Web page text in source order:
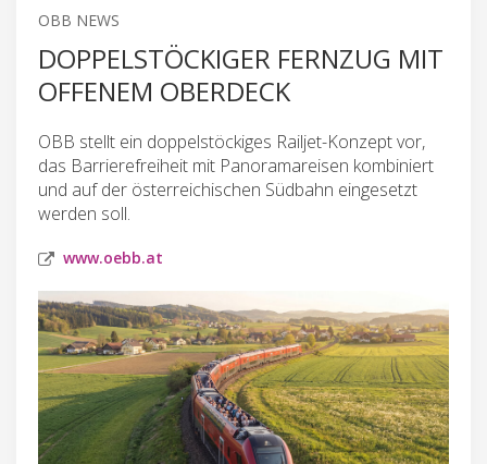
OBB NEWS
DOPPELSTÖCKIGER FERNZUG MIT
OFFENEM OBERDECK
OBB stellt ein doppelstöckiges Railjet-Konzept vor,
das Barrierefreiheit mit Panoramareisen kombiniert
und auf der österreichischen Südbahn eingesetzt
werden soll.
www.oebb.at